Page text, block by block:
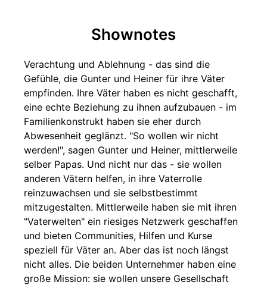
Shownotes
Verachtung und Ablehnung - das sind die
Gefühle, die Gunter und Heiner für ihre Väter
empfinden. Ihre Väter haben es nicht geschafft,
eine echte Beziehung zu ihnen aufzubauen - im
Familienkonstrukt haben sie eher durch
Abwesenheit geglänzt. "So wollen wir nicht
werden!", sagen Gunter und Heiner, mittlerweile
selber Papas. Und nicht nur das - sie wollen
anderen Vätern helfen, in ihre Vaterrolle
reinzuwachsen und sie selbstbestimmt
mitzugestalten. Mittlerweile haben sie mit ihren
"Vaterwelten" ein riesiges Netzwerk geschaffen
und bieten Communities, Hilfen und Kurse
speziell für Väter an. Aber das ist noch längst
nicht alles. Die beiden Unternehmer haben eine
große Mission: sie wollen unsere Gesellschaft